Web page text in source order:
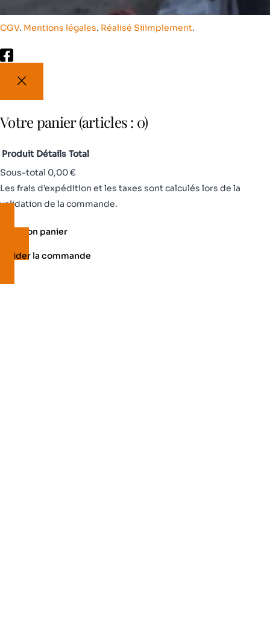
CGV. Mentions légales. Réalisé Siiimplement.
Votre panier(articles : 0)
Produits
dans
Produit Détails Total
Sous-total 0,00 €
Les frais d’expédition et les taxes sont calculés lors de la
validation de la commande.
Voir mon panier
Valider la commande